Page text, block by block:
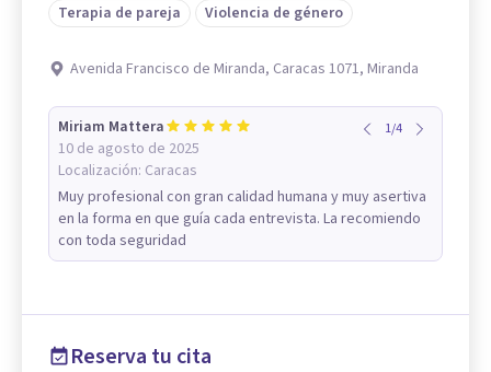
Terapia de pareja
Violencia de género
Avenida Francisco de Miranda, Caracas 1071, Miranda
Miriam Mattera
10 de agosto de 2025
Localización: Caracas
1/4
Muy profesional con gran calidad humana y muy asertiva
en la forma en que guía cada entrevista. La recomiendo
con toda seguridad
Reserva tu cita